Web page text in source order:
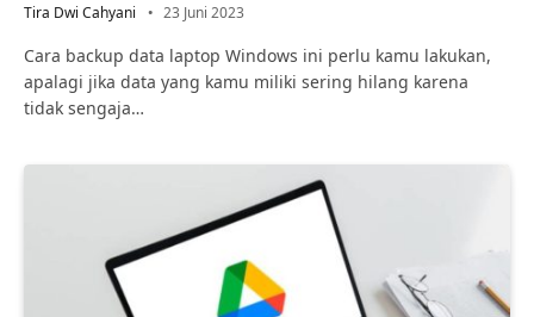
Tira Dwi Cahyani 23 Juni 2023
Cara backup data laptop Windows ini perlu kamu lakukan,
apalagi jika data yang kamu miliki sering hilang karena
tidak sengaja…